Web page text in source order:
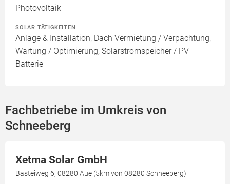
Photovoltaik
SOLAR TÄTIGKEITEN
Anlage & Installation, Dach Vermietung / Verpachtung,
Wartung / Optimierung, Solarstromspeicher / PV
Batterie
Fachbetriebe im Umkreis von
Schneeberg
Xetma Solar GmbH
Basteiweg 6, 08280 Aue (5km von 08280 Schneeberg)